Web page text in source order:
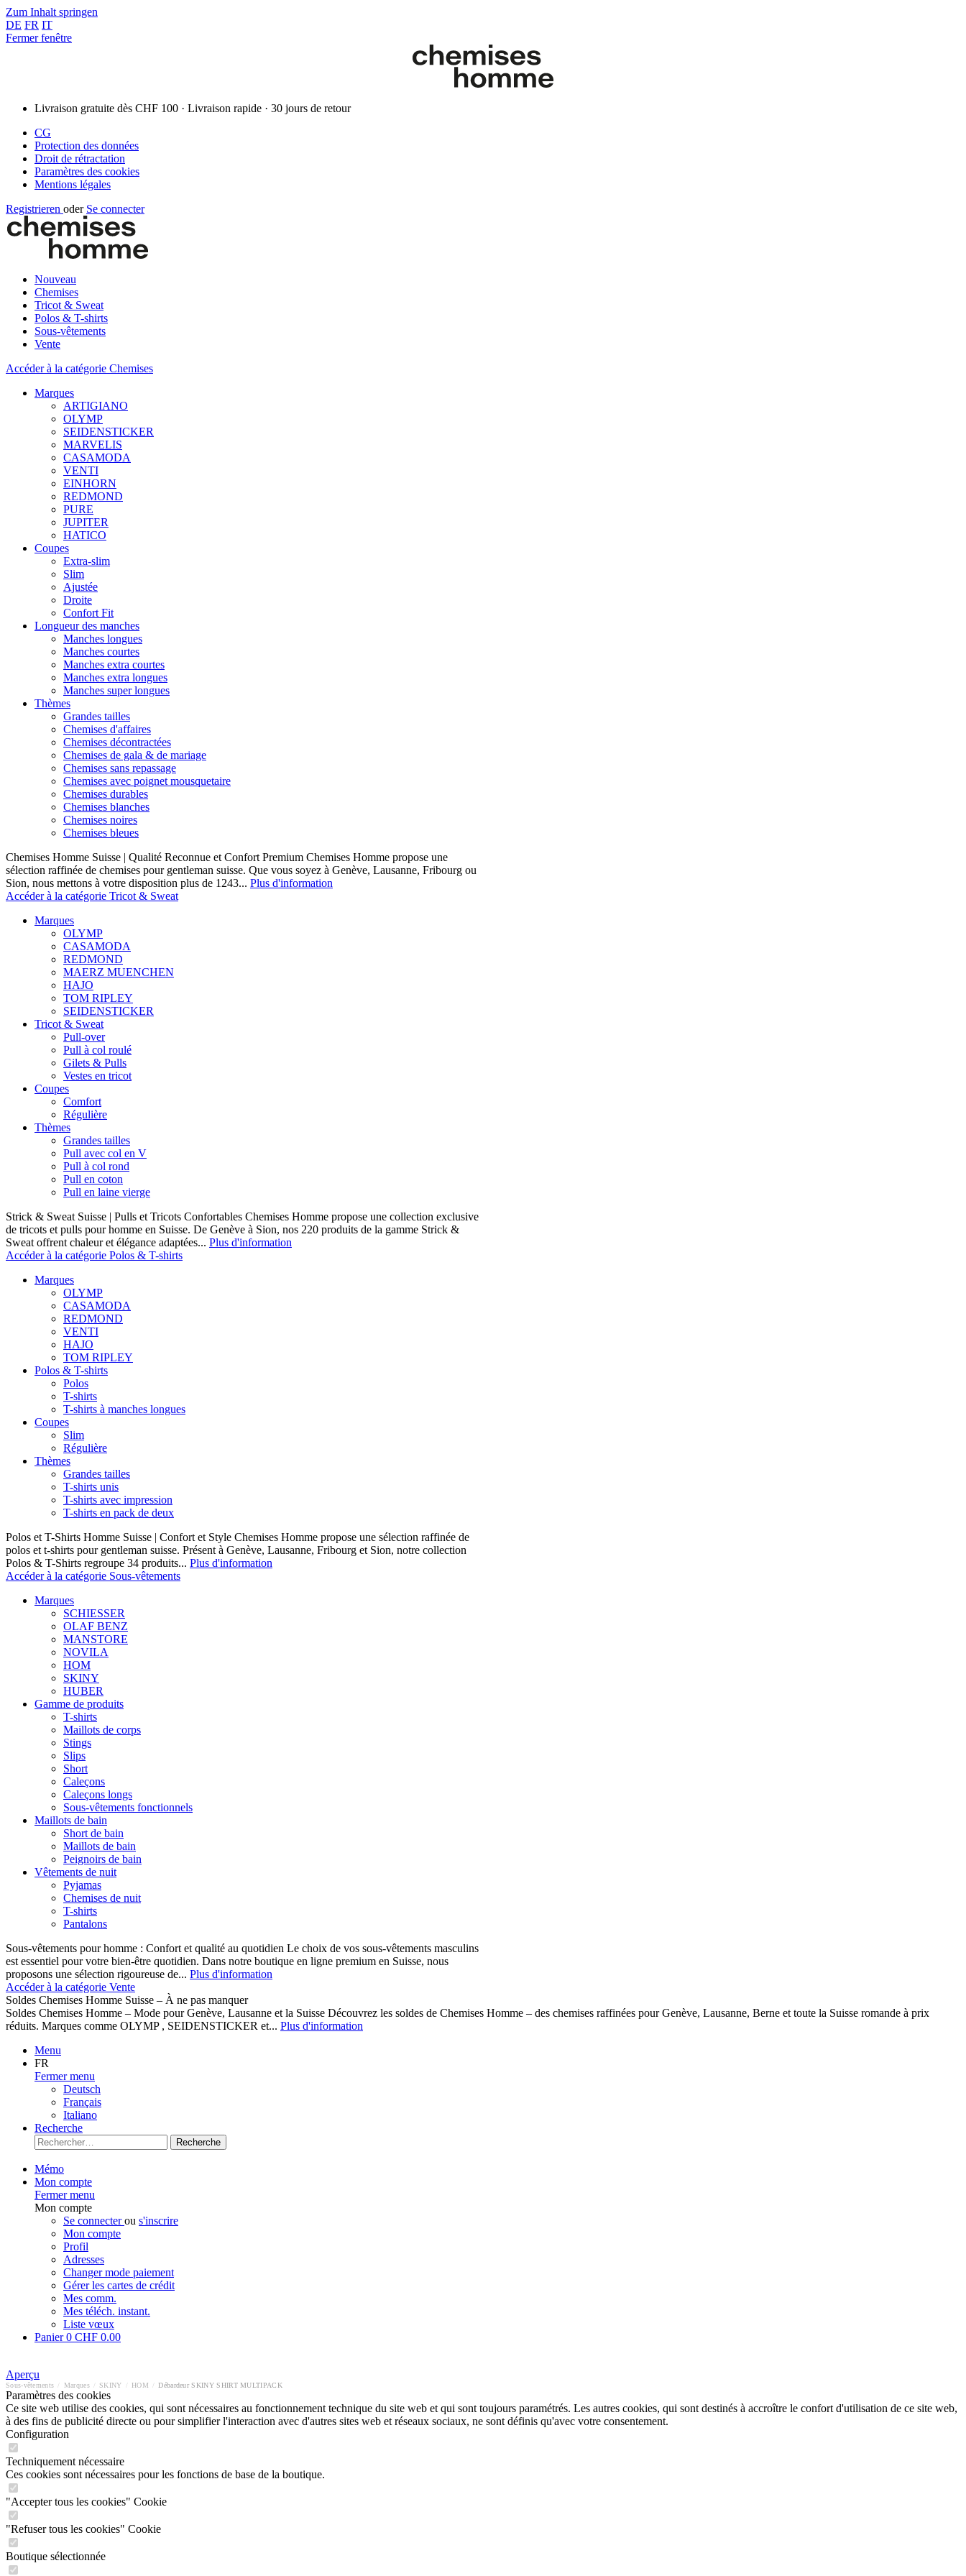
Zum Inhalt springen
DE FR IT
Fermer fenêtre
Livraison gratuite dès CHF 100 · Livraison rapide · 30 jours de retour
CG
Protection des données
Droit de rétractation
Paramètres des cookies
Mentions légales
Registrieren oder Se connecter
Nouveau
Chemises
Tricot & Sweat
Polos & T-shirts
Sous-vêtements
Vente
Accéder à la catégorie Chemises
Marques
ARTIGIANO
OLYMP
SEIDENSTICKER
MARVELIS
CASAMODA
VENTI
EINHORN
REDMOND
PURE
JUPITER
HATICO
Coupes
Extra-slim
Slim
Ajustée
Droite
Confort Fit
Longueur des manches
Manches longues
Manches courtes
Manches extra courtes
Manches extra longues
Manches super longues
Thèmes
Grandes tailles
Chemises d'affaires
Chemises décontractées
Chemises de gala & de mariage
Chemises sans repassage
Chemises avec poignet mousquetaire
Chemises durables
Chemises blanches
Chemises noires
Chemises bleues
Chemises Homme Suisse | Qualité Reconnue et Confort Premium Chemises Homme propose une
sélection raffinée de chemises pour gentleman suisse. Que vous soyez à Genève, Lausanne, Fribourg ou
Sion, nous mettons à votre disposition plus de 1243... Plus d'information
Accéder à la catégorie Tricot & Sweat
Marques
OLYMP
CASAMODA
REDMOND
MAERZ MUENCHEN
HAJO
TOM RIPLEY
SEIDENSTICKER
Tricot & Sweat
Pull-over
Pull à col roulé
Gilets & Pulls
Vestes en tricot
Coupes
Comfort
Régulière
Thèmes
Grandes tailles
Pull avec col en V
Pull à col rond
Pull en coton
Pull en laine vierge
Strick & Sweat Suisse | Pulls et Tricots Confortables Chemises Homme propose une collection exclusive
de tricots et pulls pour homme en Suisse. De Genève à Sion, nos 220 produits de la gamme Strick &
Sweat offrent chaleur et élégance adaptées... Plus d'information
Accéder à la catégorie Polos & T-shirts
Marques
OLYMP
CASAMODA
REDMOND
VENTI
HAJO
TOM RIPLEY
Polos & T-shirts
Polos
T-shirts
T-shirts à manches longues
Coupes
Slim
Régulière
Thèmes
Grandes tailles
T-shirts unis
T-shirts avec impression
T-shirts en pack de deux
Polos et T-Shirts Homme Suisse | Confort et Style Chemises Homme propose une sélection raffinée de
polos et t-shirts pour gentleman suisse. Présent à Genève, Lausanne, Fribourg et Sion, notre collection
Polos & T-Shirts regroupe 34 produits... Plus d'information
Accéder à la catégorie Sous-vêtements
Marques
SCHIESSER
OLAF BENZ
MANSTORE
NOVILA
HOM
SKINY
HUBER
Gamme de produits
T-shirts
Maillots de corps
Stings
Slips
Short
Caleçons
Caleçons longs
Sous-vêtements fonctionnels
Maillots de bain
Short de bain
Maillots de bain
Peignoirs de bain
Vêtements de nuit
Pyjamas
Chemises de nuit
T-shirts
Pantalons
Sous-vêtements pour homme : Confort et qualité au quotidien Le choix de vos sous-vêtements masculins
est essentiel pour votre bien-être quotidien. Dans notre boutique en ligne premium en Suisse, nous
proposons une sélection rigoureuse de... Plus d'information
Accéder à la catégorie Vente
Soldes Chemises Homme Suisse – À ne pas manquer
Soldes Chemises Homme – Mode pour Genève, Lausanne et la Suisse Découvrez les soldes de Chemises Homme – des chemises raffinées pour Genève, Lausanne, Berne et toute la Suisse romande à prix
réduits. Marques comme OLYMP , SEIDENSTICKER et... Plus d'information
Menu
FR
Fermer menu
Deutsch
Français
Italiano
Recherche
Recherche
Mémo
Mon compte
Fermer menu
Mon compte
Se connecterou s'inscrire
Mon compte
Profil
Adresses
Changer mode paiement
Gérer les cartes de crédit
Mes comm.
Mes téléch. instant.
Liste vœux
Panier0 CHF 0.00
Aperçu
Sous-vêtements Marques SKINY HOM Débardeur SKINY SHIRT MULTIPACK
Paramètres des cookies
Ce site web utilise des cookies, qui sont nécessaires au fonctionnement technique du site web et qui sont toujours paramétrés. Les autres cookies, qui sont destinés à accroître le confort d'utilisation de ce site web,
à des fins de publicité directe ou pour simplifier l'interaction avec d'autres sites web et réseaux sociaux, ne sont définis qu'avec votre consentement.
Configuration
Techniquement nécessaire
Ces cookies sont nécessaires pour les fonctions de base de la boutique.
"Accepter tous les cookies" Cookie
"Refuser tous les cookies" Cookie
Boutique sélectionnée